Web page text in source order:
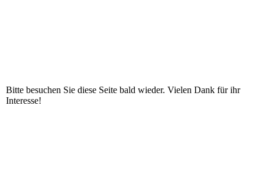
Bitte besuchen Sie diese Seite bald wieder. Vielen Dank für ihr
Interesse!